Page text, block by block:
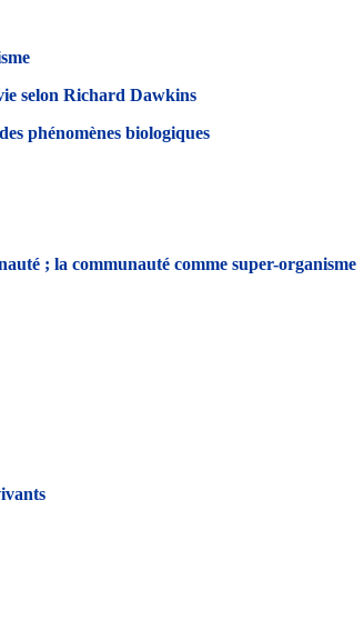
selon Richard Dawkins
phénomènes biologiques
; la communauté comme super-organisme